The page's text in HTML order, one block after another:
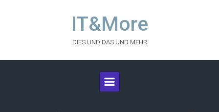
IT&More
DIES UND DAS UND MEHR